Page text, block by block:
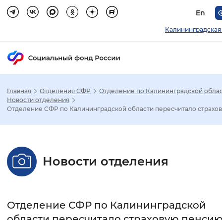
En
Настройка режима отображения
Стандартный Увеличенный
Главная Отделения СФР
Отделение по Калининградской
Новости отделения
Отделение СФР по Калининградской области пересчитало
Новости отделения
Отделение СФР по Калининградской